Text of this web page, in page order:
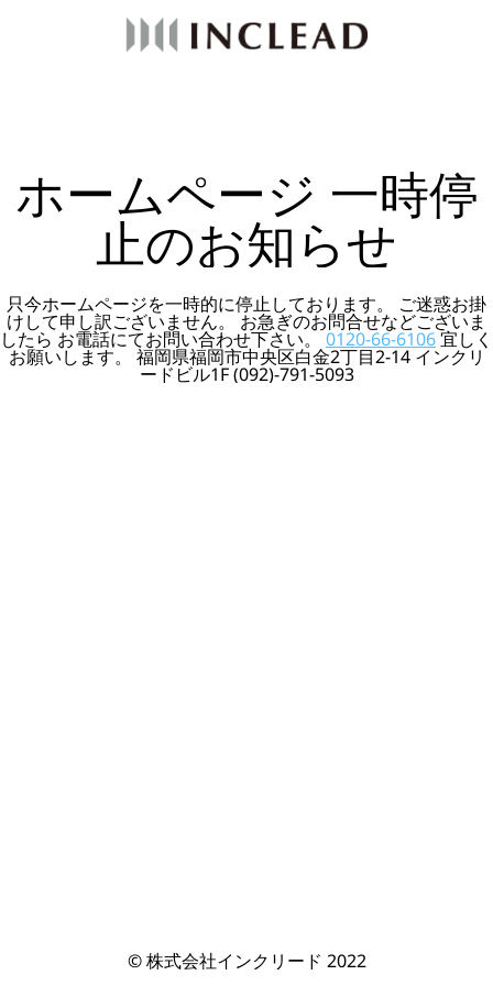
ホームページ 一時停
止のお知らせ
只今ホームページを一時的に停止しております。 ご迷惑お掛
けして申し訳ございません。 お急ぎのお問合せなどございま
したら お電話にてお問い合わせ下さい。0120-66-6106宜しく
お願いします。 福岡県福岡市中央区白金2丁目2-14 インクリ
ードビル1F (092)-791-5093
© 株式会社インクリード 2022